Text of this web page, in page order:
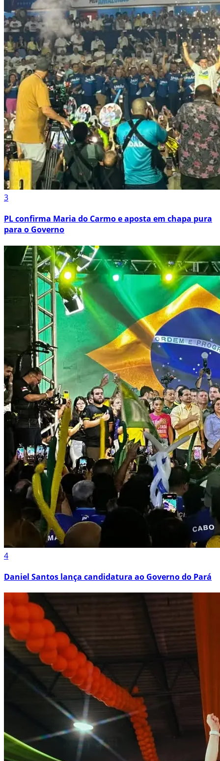
3
PL confirma Maria do Carmo e aposta em chapa pura
para o Governo
4
Daniel Santos lança candidatura ao Governo do Pará